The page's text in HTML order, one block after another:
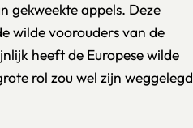
gekweekte appels. Deze
wilde voorouders van de
heeft de Europese wilde
rol zou wel zijn weggelegd